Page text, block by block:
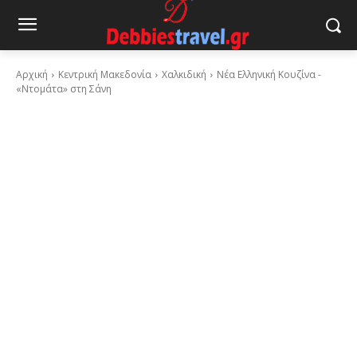
Αρχική Κεντρική Μακεδονία Χαλκιδική
Νέα Ελληνική Κουζίνα -
«Ντομάτα» στη Σάνη